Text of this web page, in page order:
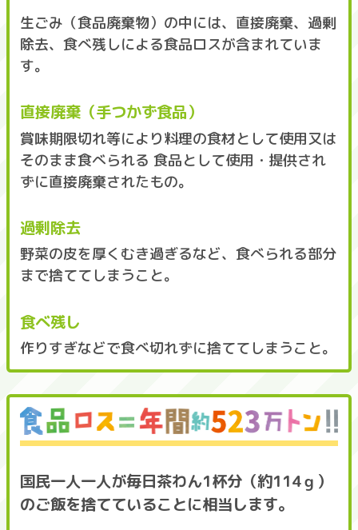
生ごみ（食品廃棄物）の中には、直接廃棄、過剰
除去、食べ残しによる食品ロスが含まれていま
す。
直接廃棄（手つかず食品）
賞味期限切れ等により料理の食材として使用又は
そのまま食べられる 食品として使用・提供され
ずに直接廃棄されたもの。
過剰除去
野菜の皮を厚くむき過ぎるなど、食べられる部分
まで捨ててしまうこと。
食べ残し
作りすぎなどで食べ切れずに捨ててしまうこと。
国民一人一人が毎日茶わん1杯分（約114ｇ）
のご飯を捨てていることに相当します。